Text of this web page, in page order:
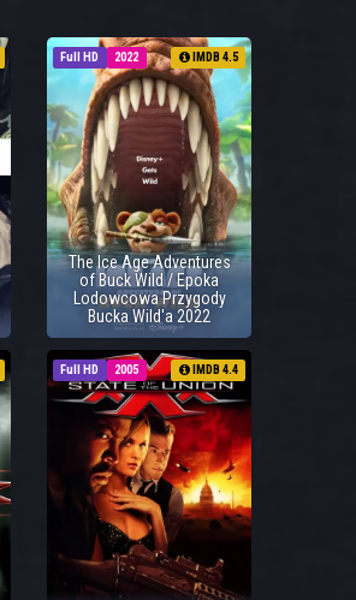
Full HD 2022 IMDB 4.5
The Ice Age Adventures
of Buck Wild / Epoka
Lodowcowa Przygody
Bucka Wild'a 2022
Full HD 2005 IMDB 4.4